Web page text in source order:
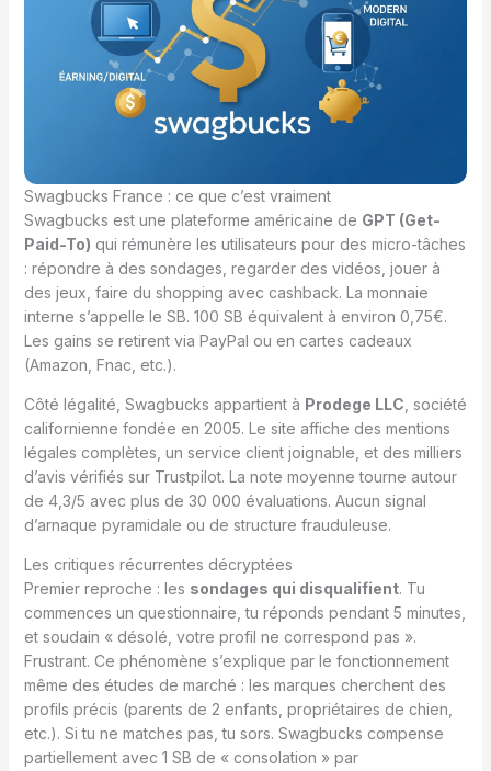
Swagbucks France : ce que c’est vraiment
Swagbucks est une plateforme américaine de GPT (Get-
Paid-To) qui rémunère les utilisateurs pour des micro-tâches
: répondre à des sondages, regarder des vidéos, jouer à
des jeux, faire du shopping avec cashback. La monnaie
interne s’appelle le SB. 100 SB équivalent à environ 0,75€.
Les gains se retirent via PayPal ou en cartes cadeaux
(Amazon, Fnac, etc.).
Côté légalité, Swagbucks appartient à Prodege LLC , société
californienne fondée en 2005. Le site affiche des mentions
légales complètes, un service client joignable, et des milliers
d’avis vérifiés sur Trustpilot. La note moyenne tourne autour
de 4,3/5 avec plus de 30 000 évaluations. Aucun signal
d’arnaque pyramidale ou de structure frauduleuse.
Les critiques récurrentes décryptées
Premier reproche : les sondages qui disqualifient. Tu
commences un questionnaire, tu réponds pendant 5 minutes,
et soudain « désolé, votre profil ne correspond pas ».
Frustrant. Ce phénomène s’explique par le fonctionnement
même des études de marché : les marques cherchent des
profils précis (parents de 2 enfants, propriétaires de chien,
etc.). Si tu ne matches pas, tu sors. Swagbucks compense
partiellement avec 1 SB de « consolation » par